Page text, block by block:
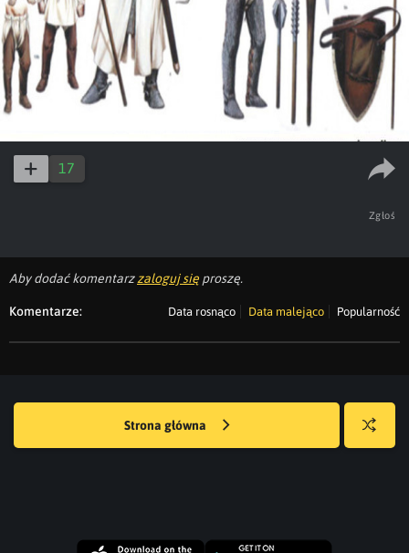
17
Zgłoś
Aby dodać komentarzzaloguj się proszę.
Komentarze: Data rosnąco Data malejąco Popularność
Strona główna